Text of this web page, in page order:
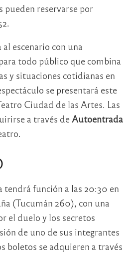
pueden reservarse por
al escenario con una
todo público que combina
y situaciones cotidianas en
se presentará este
Ciudad de las Artes. Las
a través de Autoentrada
tendrá función a las 20:30 en
(Tucumán 260), con una
el duelo y los secretos
de uno de sus integrantes
boletos se adquieren a través